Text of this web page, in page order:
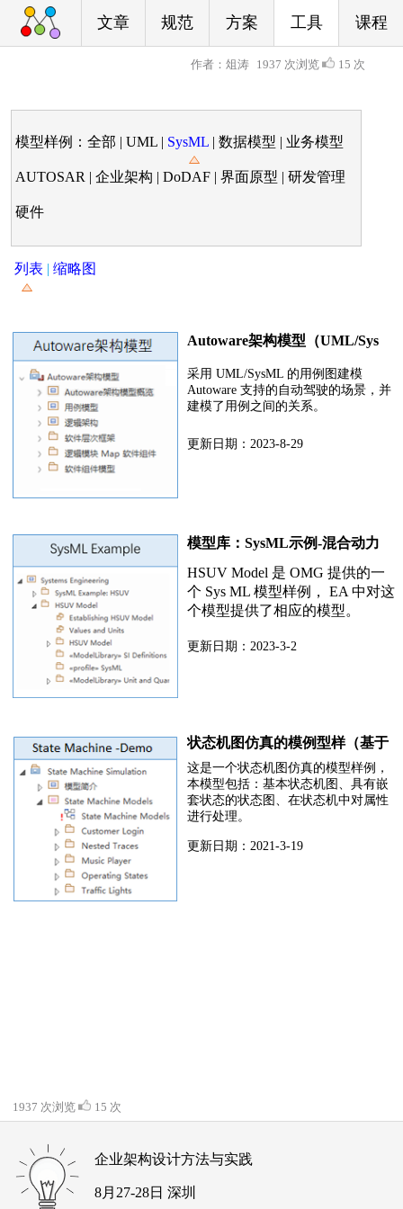
文章 规范 方案 工具 课程
作者：俎涛 1937 次浏览 15 次
模型样例： 全部 | UML | SysML | 数据模型 | 业务模型
AUTOSAR | 企业架构 | DoDAF | 界面原型 | 研发管理
硬件
列表 | 缩略图
Autoware架构模型（UML/Sys
采用 UML/SysML 的用例图建模
Autoware 支持的自动驾驶的场景，并
建模了用例之间的关系。
更新日期：2023-8-29
模型库：SysML示例-混合动力
HSUV Model 是 OMG 提供的一
个 Sys ML 模型样例， EA 中对这
个模型提供了相应的模型。
更新日期：2023-3-2
状态机图仿真的模例型样（基于
EA）
这是一个状态机图仿真的模型样例，
本模型包括：基本状态机图、具有嵌
套状态的状态图、在状态机中对属性
进行处理。
更新日期：2021-3-19
1937 次浏览 15 次